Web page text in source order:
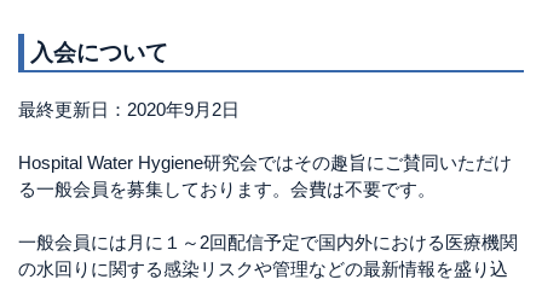
入会について
最終更新日：2020年9月2日
Hospital Water Hygiene研究会ではその趣旨にご賛同いただけ
る一般会員を募集しております。会費は不要です。
一般会員には月に１～2回配信予定で国内外における医療機関
の水回りに関する感染リスクや管理などの最新情報を盛り込